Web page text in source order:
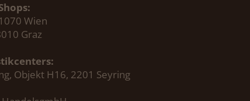
Wien
Graz
Objekt H16, 2201 Seyring